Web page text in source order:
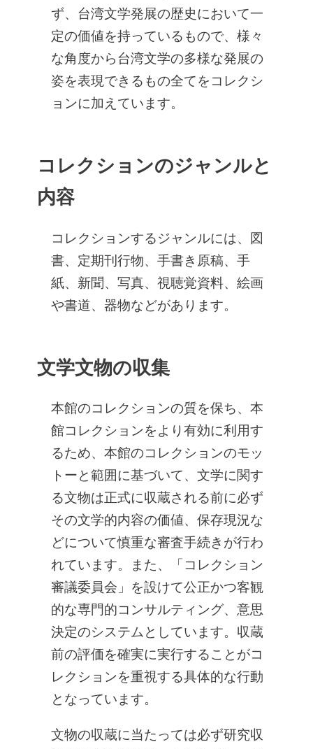
ず、台湾文学発展の歴史において一
定の価値を持っているもので、様々
な角度から台湾文学の多様な発展の
姿を表現できるもの全てをコレクシ
ョンに加えています。
コレクションのジャンルと
内容
コレクションするジャンルには、図
書、定期刊行物、手書き原稿、手
紙、新聞、写真、視聴覚資料、絵画
や書道、器物などがあります。
文学文物の収集
本館のコレクションの質を保ち、本
館コレクションをより有効に利用す
るため、本館のコレクションのモッ
トーと範囲に基づいて、文学に関す
る文物は正式に収蔵される前に必ず
その文学的内容の価値、保存現況な
どについて慎重な審査手続きが行わ
れています。また、「コレクション
審議委員会」を設けて公正かつ客観
的な専門的コンサルティング、意思
決定のシステムとしています。収蔵
前の評価を確実に実行することがコ
レクションを重視する具体的な行動
となっています。
文物の収蔵に当たっては必ず研究収